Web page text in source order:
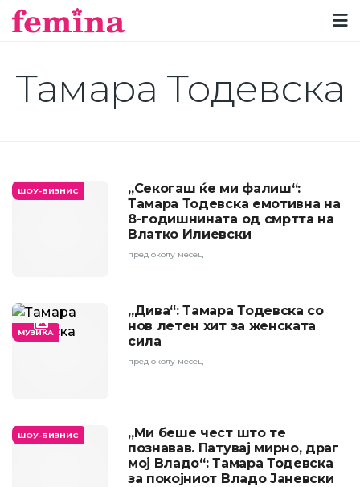
Тамара Тодевска
ШОУ-БИЗНИС
„Секогаш ќе ми фалиш“:
Тамара Тодевска емотивна на
8-годишнината од смртта на
Влатко Илиевски
пред околу месец
МУЗИКА
„Дива“: Тамара Тодевска со
нов летен хит за женската
сила
пред околу месец
ШОУ-БИЗНИС
„Ми беше чест што те
познавав. Патувај мирно, драг
мој Владо“: Тамара Тодевска
за покојниот Владо Јаневски